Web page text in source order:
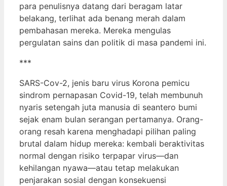
para penulisnya datang dari beragam latar
belakang, terlihat ada benang merah dalam
pembahasan mereka. Mereka mengulas
pergulatan sains dan politik di masa pandemi ini.
***
SARS-Cov-2, jenis baru virus Korona pemicu
sindrom pernapasan Covid-19, telah membunuh
nyaris setengah juta manusia di seantero bumi
sejak enam bulan serangan pertamanya. Orang-
orang resah karena menghadapi pilihan paling
brutal dalam hidup mereka: kembali beraktivitas
normal dengan risiko terpapar virus—dan
kehilangan nyawa—atau tetap melakukan
penjarakan sosial dengan konsekuensi